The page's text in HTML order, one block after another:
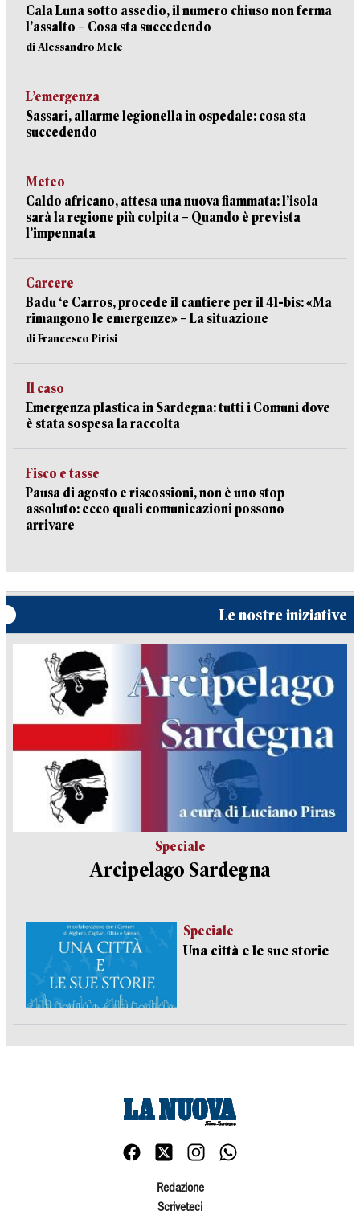
Cala Luna sotto assedio, il numero chiuso non ferma
l’assalto – Cosa sta succedendo
di Alessandro Mele
L’emergenza
Sassari, allarme legionella in ospedale: cosa sta
succedendo
Meteo
Caldo africano, attesa una nuova fiammata: l’isola
sarà la regione più colpita – Quando è prevista
l’impennata
Carcere
Badu ‘e Carros, procede il cantiere per il 41-bis: «Ma
rimangono le emergenze» – La situazione
di Francesco Pirisi
Il caso
Emergenza plastica in Sardegna: tutti i Comuni dove
è stata sospesa la raccolta
Fisco e tasse
Pausa di agosto e riscossioni, non è uno stop
assoluto: ecco quali comunicazioni possono
arrivare
Le nostre iniziative
Speciale
Arcipelago Sardegna
Speciale
Una città e le sue storie
Redazione
Scriveteci